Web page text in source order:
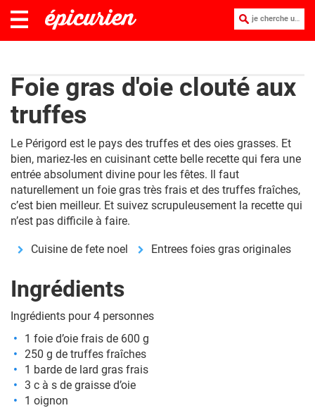
je cherche une recette :
Foie gras d'oie clouté aux
truffes
Le Périgord est le pays des truffes et des oies grasses. Et
bien, mariez-les en cuisinant cette belle recette qui fera une
entrée absolument divine pour les fêtes. Il faut
naturellement un foie gras très frais et des truffes fraîches,
c’est bien meilleur. Et suivez scrupuleusement la recette qui
n’est pas difficile à faire.
Cuisine de fete noel Entrees foies gras originales
Ingrédients
Ingrédients pour 4 personnes
1 foie d’oie frais de 600 g
250 g de truffes fraîches
1 barde de lard gras frais
3 c à s de graisse d’oie
1 oignon